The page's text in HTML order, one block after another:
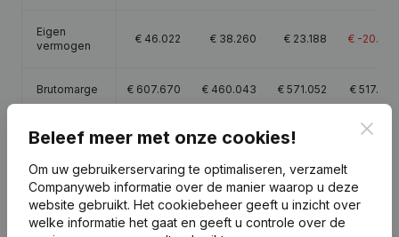
Eigen
vermogen
€ 46.022 € 38.260 € 23.188 € -20.845
Brutomarge € 607.670 € 460.043 € 571.052 € 517.588
Personeel
Beleef meer met onze cookies!
Om uw gebruikerservaring te optimaliseren, verzamelt
Companyweb informatie over de manier waarop u deze
website gebruikt. Het cookiebeheer geeft u inzicht over
welke informatie het gaat en geeft u controle over de